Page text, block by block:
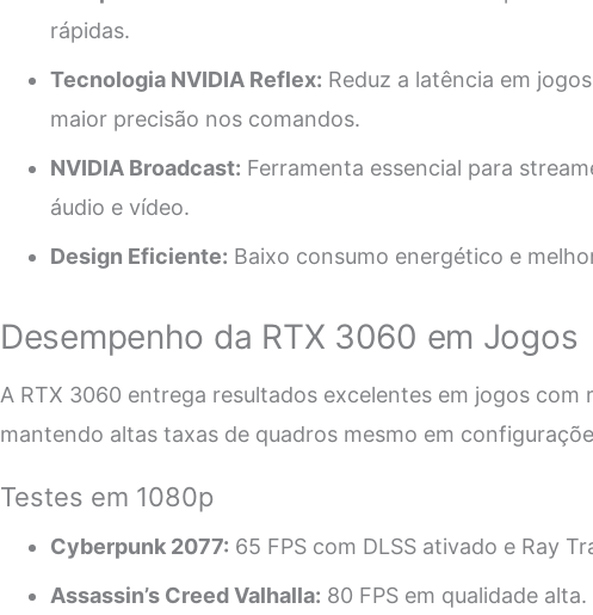
rápidas.
Tecnologia NVIDIA Reflex: Reduz a latência em
maior precisão nos comandos.
NVIDIA Broadcast: Ferramenta essencial para
áudio e vídeo.
Design Eficiente: Baixo consumo energético e
Desempenho da RTX 3060 em Jogos
A RTX 3060 entrega resultados excelentes em jogos com
mantendo altas taxas de quadros mesmo em
Testes em 1080p
Cyberpunk 2077: 65 FPS com DLSS ativado e Ray
Assassin’s Creed Valhalla: 80 FPS em qualidade alta.